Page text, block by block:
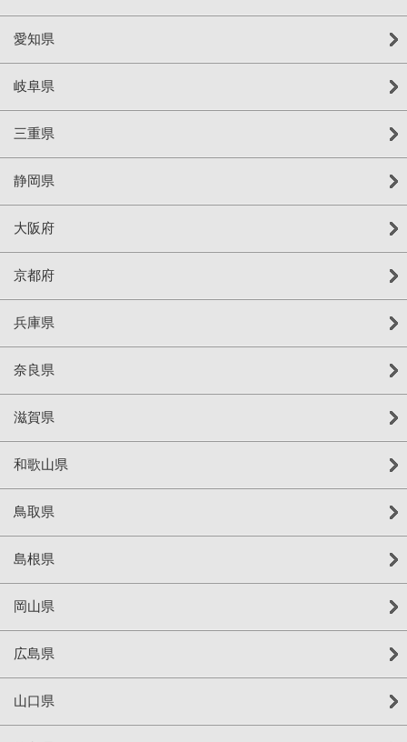
愛知県
岐阜県
三重県
静岡県
大阪府
京都府
兵庫県
奈良県
滋賀県
和歌山県
鳥取県
島根県
岡山県
広島県
山口県